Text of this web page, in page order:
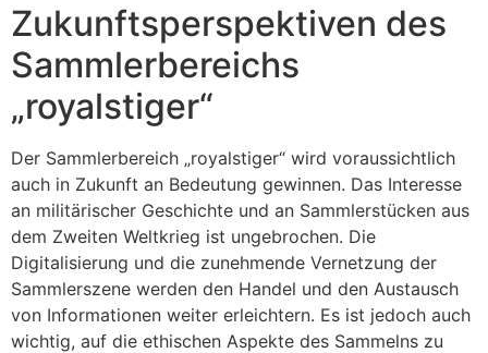
Zukunftsperspektiven des
Sammlerbereichs
„royalstiger“
Der Sammlerbereich „royalstiger“ wird voraussichtlich
auch in Zukunft an Bedeutung gewinnen. Das Interesse
an militärischer Geschichte und an Sammlerstücken aus
dem Zweiten Weltkrieg ist ungebrochen. Die
Digitalisierung und die zunehmende Vernetzung der
Sammlerszene werden den Handel und den Austausch
von Informationen weiter erleichtern. Es ist jedoch auch
wichtig, auf die ethischen Aspekte des Sammelns zu